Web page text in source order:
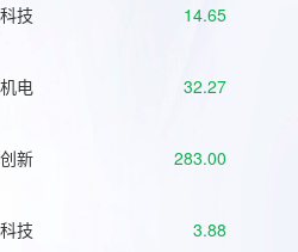
技 14.65
电 32.27
新 283.00
技 3.88